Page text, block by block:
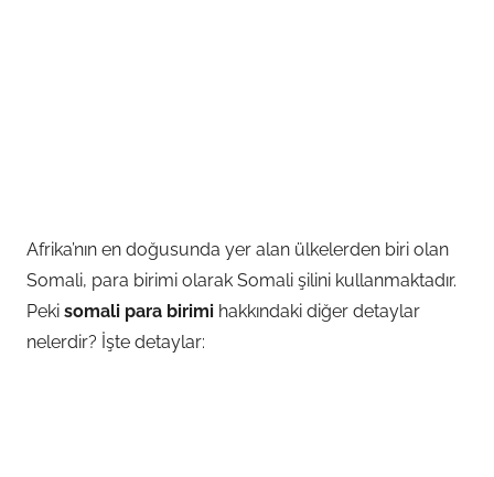
Afrika’nın en doğusunda yer alan ülkelerden biri olan
Somali, para birimi olarak Somali şilini kullanmaktadır.
Peki somali para birimi hakkındaki diğer detaylar
nelerdir? İşte detaylar: